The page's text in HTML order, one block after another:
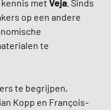
met Veja . Sinds
op een andere
te
te begrijpen,
Kopp en François-